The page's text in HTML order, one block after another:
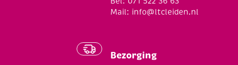
Mail: info@ltcleiden.nl
Bezorging